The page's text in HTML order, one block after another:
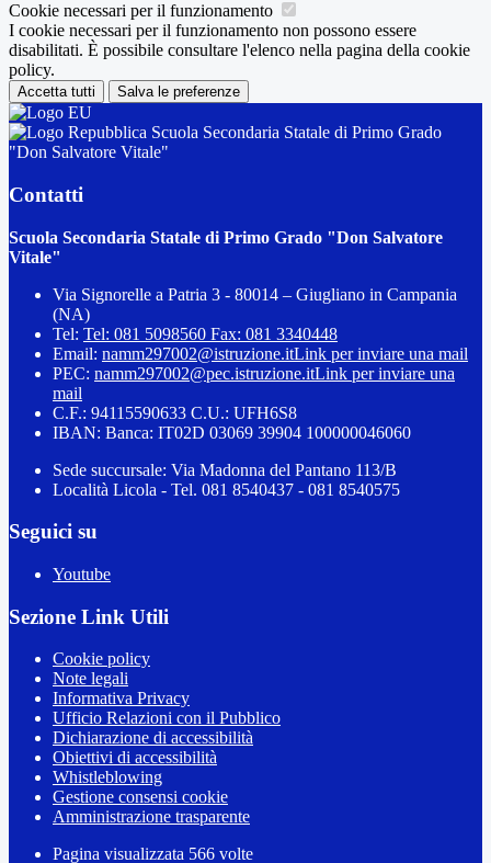
Cookie necessari per il funzionamento
I cookie necessari per il funzionamento non possono essere
disabilitati. È possibile consultare l'elenco nella pagina della cookie
policy.
Accetta tutti Salva le preferenze
Scuola Secondaria Statale di Primo Grado
"Don Salvatore Vitale"
Contatti
Scuola Secondaria Statale di Primo Grado "Don Salvatore
Vitale"
Via Signorelle a Patria 3 - 80014 – Giugliano in Campania
(NA)
Tel: Tel: 081 5098560 Fax: 081 3340448
Email: namm297002@istruzione.itLink per inviare una mail
PEC: namm297002@pec.istruzione.itLink per inviare una
mail
C.F.: 94115590633 C.U.: UFH6S8
IBAN: Banca: IT02D 03069 39904 100000046060
Sede succursale: Via Madonna del Pantano 113/B
Località Licola - Tel. 081 8540437 - 081 8540575
Seguici su
Youtube
Sezione Link Utili
Cookie policy
Note legali
Informativa Privacy
Ufficio Relazioni con il Pubblico
Dichiarazione di accessibilità
Obiettivi di accessibilità
Whistleblowing
Gestione consensi cookie
Amministrazione trasparente
Pagina visualizzata 566 volte